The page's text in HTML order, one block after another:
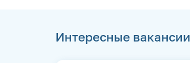
Интересные вакансии